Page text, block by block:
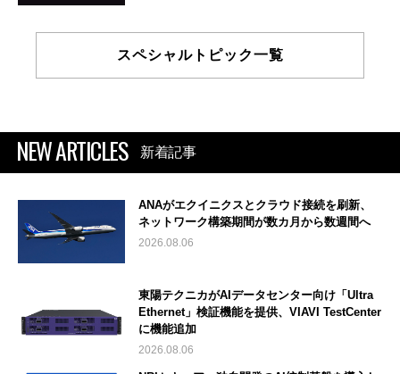
スペシャルトピック一覧
NEW ARTICLES 新着記事
ANAがエクイニクスとクラウド接続を刷新、
ネットワーク構築期間が数カ月から数週間へ
2026.08.06
東陽テクニカがAIデータセンター向け「Ultra
Ethernet」検証機能を提供、VIAVI TestCenter
に機能追加
2026.08.06